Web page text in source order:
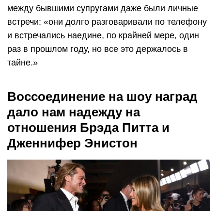
между бывшими супругами даже были личные
встречи: «они долго разговаривали по телефону
и встречались наедине, по крайней мере, один
раз в прошлом году, но все это держалось в
тайне.»
Воссоединение на шоу наград
дало нам надежду на
отношения Брэда Питта и
Дженнифер Энистон